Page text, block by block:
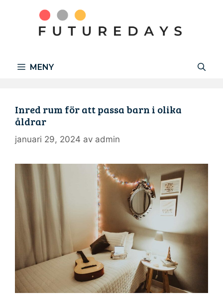
MENY
Inred rum för att passa barn i olika
åldrar
januari 29, 2024 av admin